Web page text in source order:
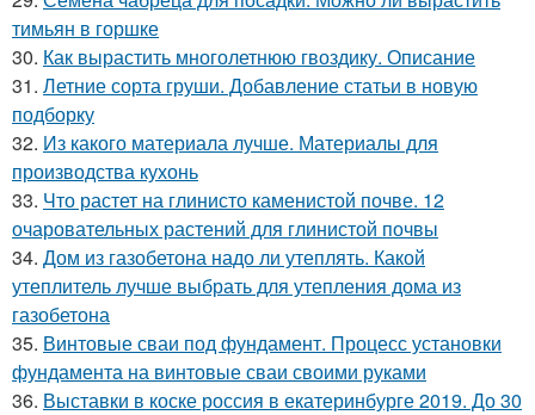
тимьян в горшке
30. Как вырастить многолетнюю гвоздику. Описание
31. Летние сорта груши. Добавление статьи в новую
подборку
32. Из какого материала лучше. Материалы для
производства кухонь
33. Что растет на глинисто каменистой почве. 12
очаровательных растений для глинистой почвы
34. Дом из газобетона надо ли утеплять. Какой
утеплитель лучше выбрать для утепления дома из
газобетона
35. Винтовые сваи под фундамент. Процесс установки
фундамента на винтовые сваи своими руками
36. Выставки в коске россия в екатеринбурге 2019. До 30